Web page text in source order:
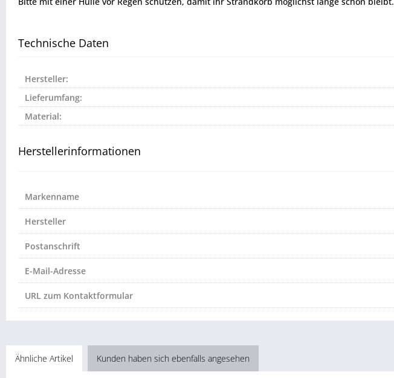
Technische Daten
Hersteller:
Lieferumfang:
Material:
Herstellerinformationen
Markenname
Hersteller
Postanschrift
E-Mail-Adresse
URL zum Kontaktformular
Ähnliche Artikel Kunden haben sich ebenfalls angesehen